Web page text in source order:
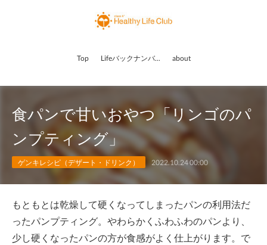
Top Lifeバックナンバー about
食パンで甘いおやつ「リンゴのパ
ンプティング」
ゲンキレシピ（デザート・ドリンク） 2022.10.24 00:00
もともとは乾燥して硬くなってしまったパンの利用法だ
ったパンプティング。やわらかくふわふわのパンより、
少し硬くなったパンの方が食感がよく仕上がります。で